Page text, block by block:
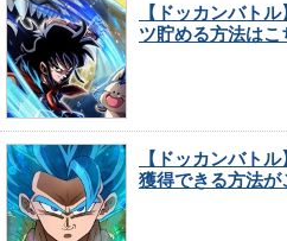
【ドッカンバト
ツ貯める方法はこ
【ドッカンバト
獲得できる方法が